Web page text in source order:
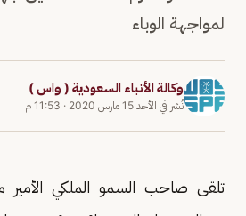
لمواجهة الوباء
وكالة الأنباء السعودية ( واس )
نُشر في الأحد 15 مارس 2020 · 11:53 م
تلقى صاحب السمو الملكي